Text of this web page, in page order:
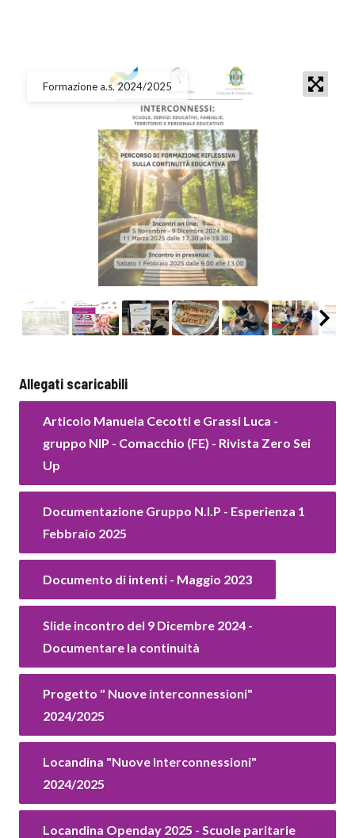
Formazione a.s. 2024/2025
Allegati scaricabili
Articolo Manuela Cecotti e Grassi Luca -
gruppo NIP - Comacchio (FE) - Rivista Zero Sei
Up
Documentazione Gruppo N.I.P - Esperienza 1
Febbraio 2025
Documento di intenti - Maggio 2023
Slide incontro del 9 Dicembre 2024 -
Documentare la continuità
Progetto " Nuove interconnessioni"
2024/2025
Locandina "Nuove Interconnessioni"
2024/2025
Locandina Openday 2025 - Scuole paritarie